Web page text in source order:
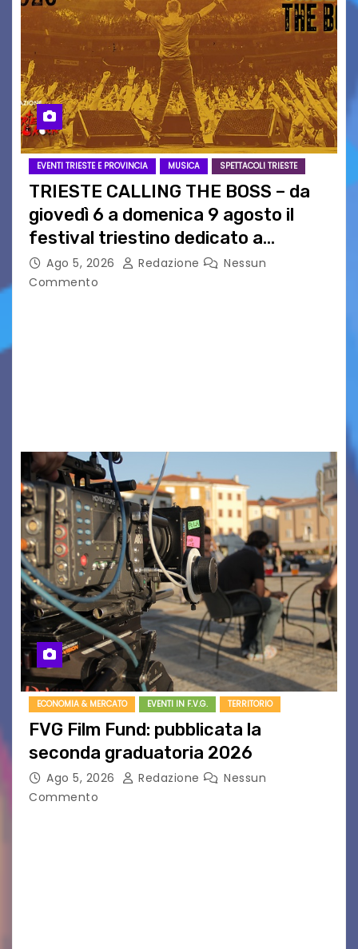
EVENTI TRIESTE E PROVINCIA MUSICA SPETTACOLI TRIESTE
TRIESTE CALLING THE BOSS – da
giovedì 6 a domenica 9 agosto il
festival triestino dedicato a
Springsteen
Ago 5, 2026 Redazione
Nessun
Commento
ECONOMIA & MERCATO EVENTI IN F.V.G. TERRITORIO
FVG Film Fund: pubblicata la
seconda graduatoria 2026
Ago 5, 2026 Redazione
Nessun
Commento